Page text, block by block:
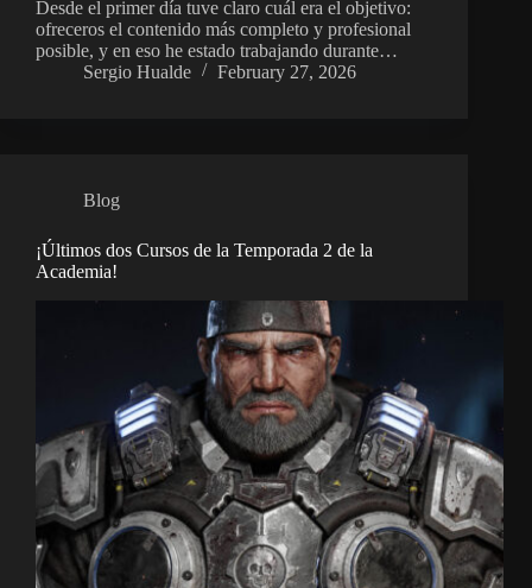
Desde el primer día tuve claro cuál era el objetivo:
ofreceros el contenido más completo y profesional
posible, y en eso he estado trabajando durante…
Sergio Hualde
February 27, 2026
Blog
¡Últimos dos Cursos de la Temporada 2 de la
Academia!